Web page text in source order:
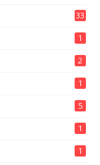
33
1
2
1
5
1
1